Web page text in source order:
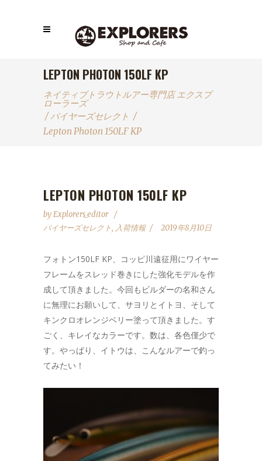
LEPTON PHOTON 150LF KP
ネイティブトラウトルアー専門店 エクスプ
ローラーズ
/バイヤーズセレクト /
Lepton Photon 150LF KP
LEPTON PHOTON 150LF KP
byExplorers_editor
バイヤーズセレクト, 入荷情報 2019年8月10日
フォトン150LF KP、コッピ川遠征用にワイヤー
フレームをスレッド巻きにした強化モデルを作
成して頂きました。今回もビルダーの名和さん
に無理にお願いして、サヨリとイトヨ、そして
キンクロオレンジベリー塗って頂きました。す
ごく、キレイなカラーです。数は、各色僅少で
す。やっぱり、イトウは、こんなルアーで釣っ
てみたい！